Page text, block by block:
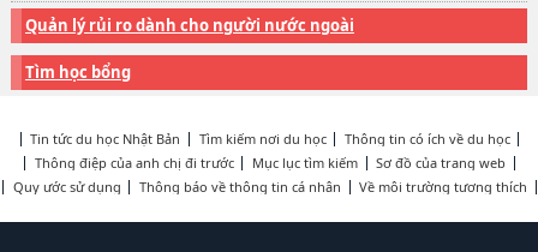
Quản lý rủi ro dành cho người nước ngoài
Tìm học bổng
Tin tức du học Nhật Bản Tìm kiếm nơi du học
Thông tin có ích về du học
Thông điệp của anh chị đi trước
Mục lục tìm kiếm
Sơ đồ của trang web
Quy ước sử dụng
Thông báo về thông tin cá nhân Về môi trường tương thích